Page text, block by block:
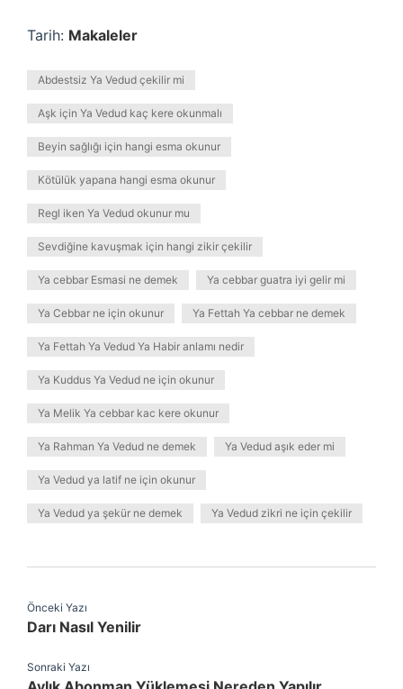
Tarih: Makaleler
Abdestsiz Ya Vedud çekilir mi
Aşk için Ya Vedud kaç kere okunmalı
Beyin sağlığı için hangi esma okunur
Kötülük yapana hangi esma okunur
Regl iken Ya Vedud okunur mu
Sevdiğine kavuşmak için hangi zikir çekilir
Ya cebbar Esmasi ne demek Ya cebbar guatra iyi gelir mi
Ya Cebbar ne için okunur Ya Fettah Ya cebbar ne demek
Ya Fettah Ya Vedud Ya Habir anlamı nedir
Ya Kuddus Ya Vedud ne için okunur
Ya Melik Ya cebbar kac kere okunur
Ya Rahman Ya Vedud ne demek Ya Vedud aşık eder mi
Ya Vedud ya latif ne için okunur
Ya Vedud ya şekür ne demek Ya Vedud zikri ne için çekilir
Önceki Yazı
Darı Nasıl Yenilir
Sonraki Yazı